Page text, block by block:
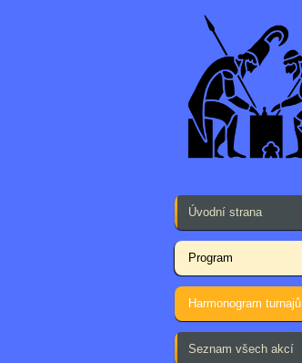
Úvodní strana
Program
Harmonogram turnajů
Seznam všech akcí